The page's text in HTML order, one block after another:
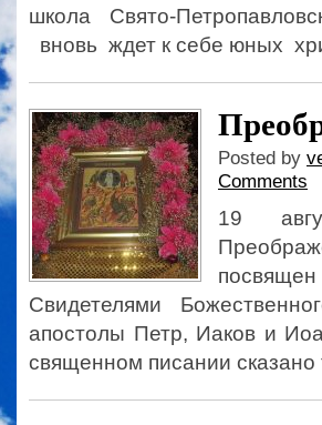
школа Свято-
вновь ждет к себе юных
Posted by
Comments
19
Свидетелями
апостолы Петр, Иаков и
священном писании